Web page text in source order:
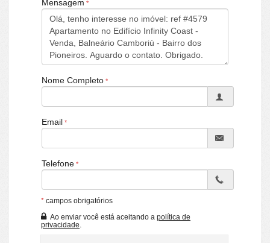
Andar Alto
Vista Mar Definida
Janelas Infinity
Fechadura Eletrônica
Finamente Mobiliado
Finamente Equipado
Finamente Decorado
182m² Privativo
2 Suítes Standart's
1 Lavabo Social
Sala de Jantar
Cozinha e Copa
Lavabo de Serviço
Piso Porcelanato
Acabamento em Gesso
5 Vagas Privativas
Mensagem
Nome Completo
Email
Telefone
* campos obrigatórios
Ao enviar você está aceitando a política de
privacidade